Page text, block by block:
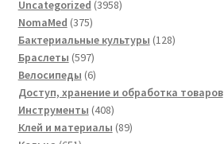
Uncategorized 39583958
NomaMed 375375
товаров
Бактериальные культуры 128128
Браслеты 597597
товаров
Велосипеды 66
товаров
Доступ, хранение и обработка товаров
Инструменты 408408
товаров
Клей и материалы 8989